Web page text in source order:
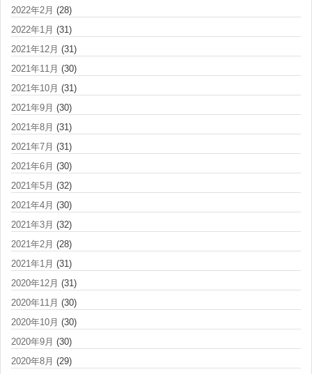
2022年2月 (28)
2022年1月 (31)
2021年12月 (31)
2021年11月 (30)
2021年10月 (31)
2021年9月 (30)
2021年8月 (31)
2021年7月 (31)
2021年6月 (30)
2021年5月 (32)
2021年4月 (30)
2021年3月 (32)
2021年2月 (28)
2021年1月 (31)
2020年12月 (31)
2020年11月 (30)
2020年10月 (30)
2020年9月 (30)
2020年8月 (29)